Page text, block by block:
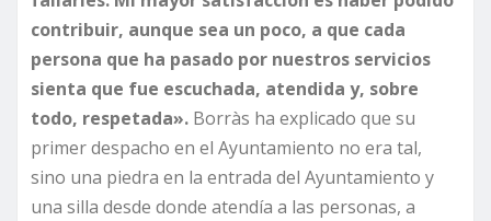
contribuir, aunque sea un poco, a que cada
persona que ha pasado por nuestros servicios
sienta que fue escuchada, atendida y, sobre
todo, respetada». Borràs ha explicado que su
primer despacho en el Ayuntamiento no era tal,
sino una piedra en la entrada del Ayuntamiento y
una silla desde donde atendía a las personas, a